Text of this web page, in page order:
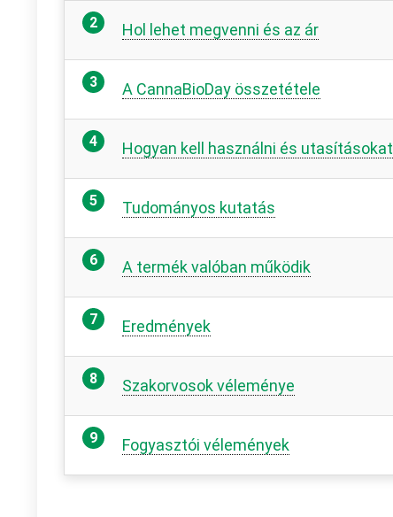
Hol lehet megvenni és az ár
A CannaBioDay összetétele
Hogyan kell használni és utasításokat
Tudományos kutatás
A termék valóban működik
Eredmények
Szakorvosok véleménye
Fogyasztói vélemények